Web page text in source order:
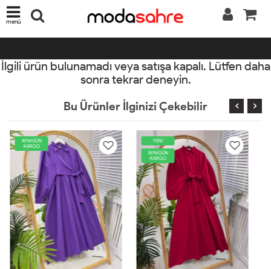
menü
İlgili ürün bulunamadı veya satışa kapalı. Lütfen daha
sonra tekrar deneyin.
Bu Ürünler İlginizi Çekebilir
YENİ
AYNIGÜN
KARGO
AYNIGÜN
KARGO